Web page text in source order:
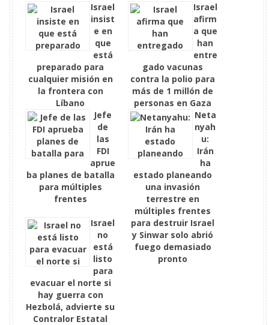
Israel
insist
e en
que
está
preparado para
cualquier misión en
la frontera con
Líbano
Israel
afirm
a que
han
entre
gado vacunas
contra la polio para
más de 1 millón de
personas en Gaza
Jefe
de
las
FDI
aprue
ba planes de batalla
para múltiples
frentes
Neta
nyah
u:
Irán
ha
estado planeando
una invasión
terrestre en
múltiples frentes
para destruir Israel
y Sinwar solo abrió
fuego demasiado
pronto
Israel
no
está
listo
para
evacuar el norte si
hay guerra con
Hezbolá, advierte su
Contralor Estatal